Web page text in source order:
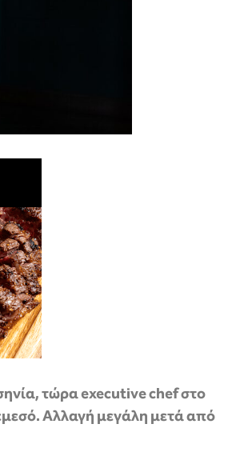
τώρα executive chef στο
Αλλαγή μεγάλη μετά από